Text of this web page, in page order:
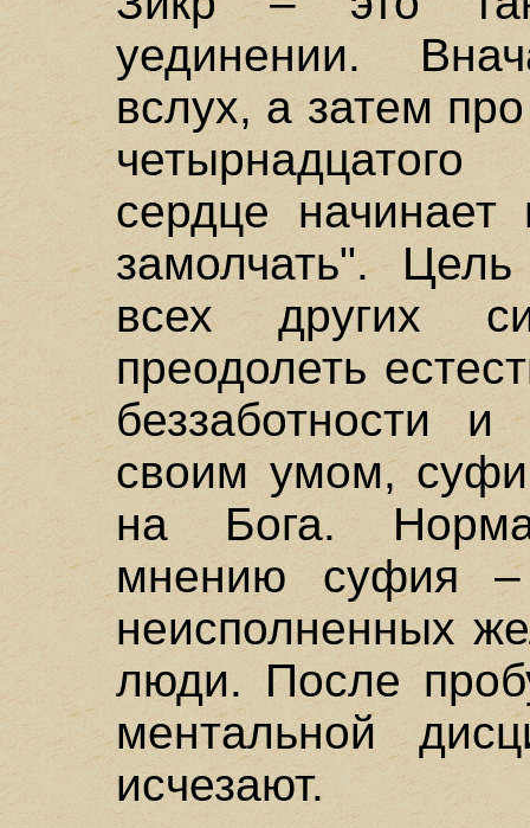
уединении.
вслух, а затем
сердце начинает
замолчать".
всех других
преодолеть
беззаботности
своим умом,
на Бога.
мнению суфия
неисполненных
люди. После
ментальной
исчезают.